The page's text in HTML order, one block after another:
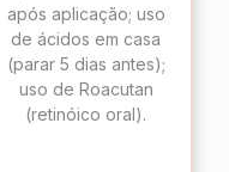
após aplicação; uso
de ácidos em casa
(parar 5 dias antes);
uso de Roacutan
(retinóico oral).